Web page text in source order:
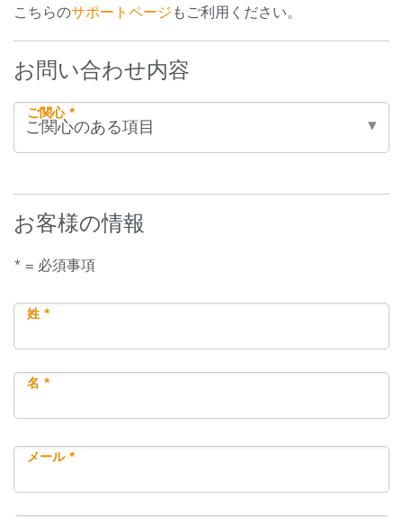
こちらのサポートページ もご利用ください。
お問い合わせ内容
ご関心 *
お客様の情報
* = 必須事項
姓 *
名 *
メール *